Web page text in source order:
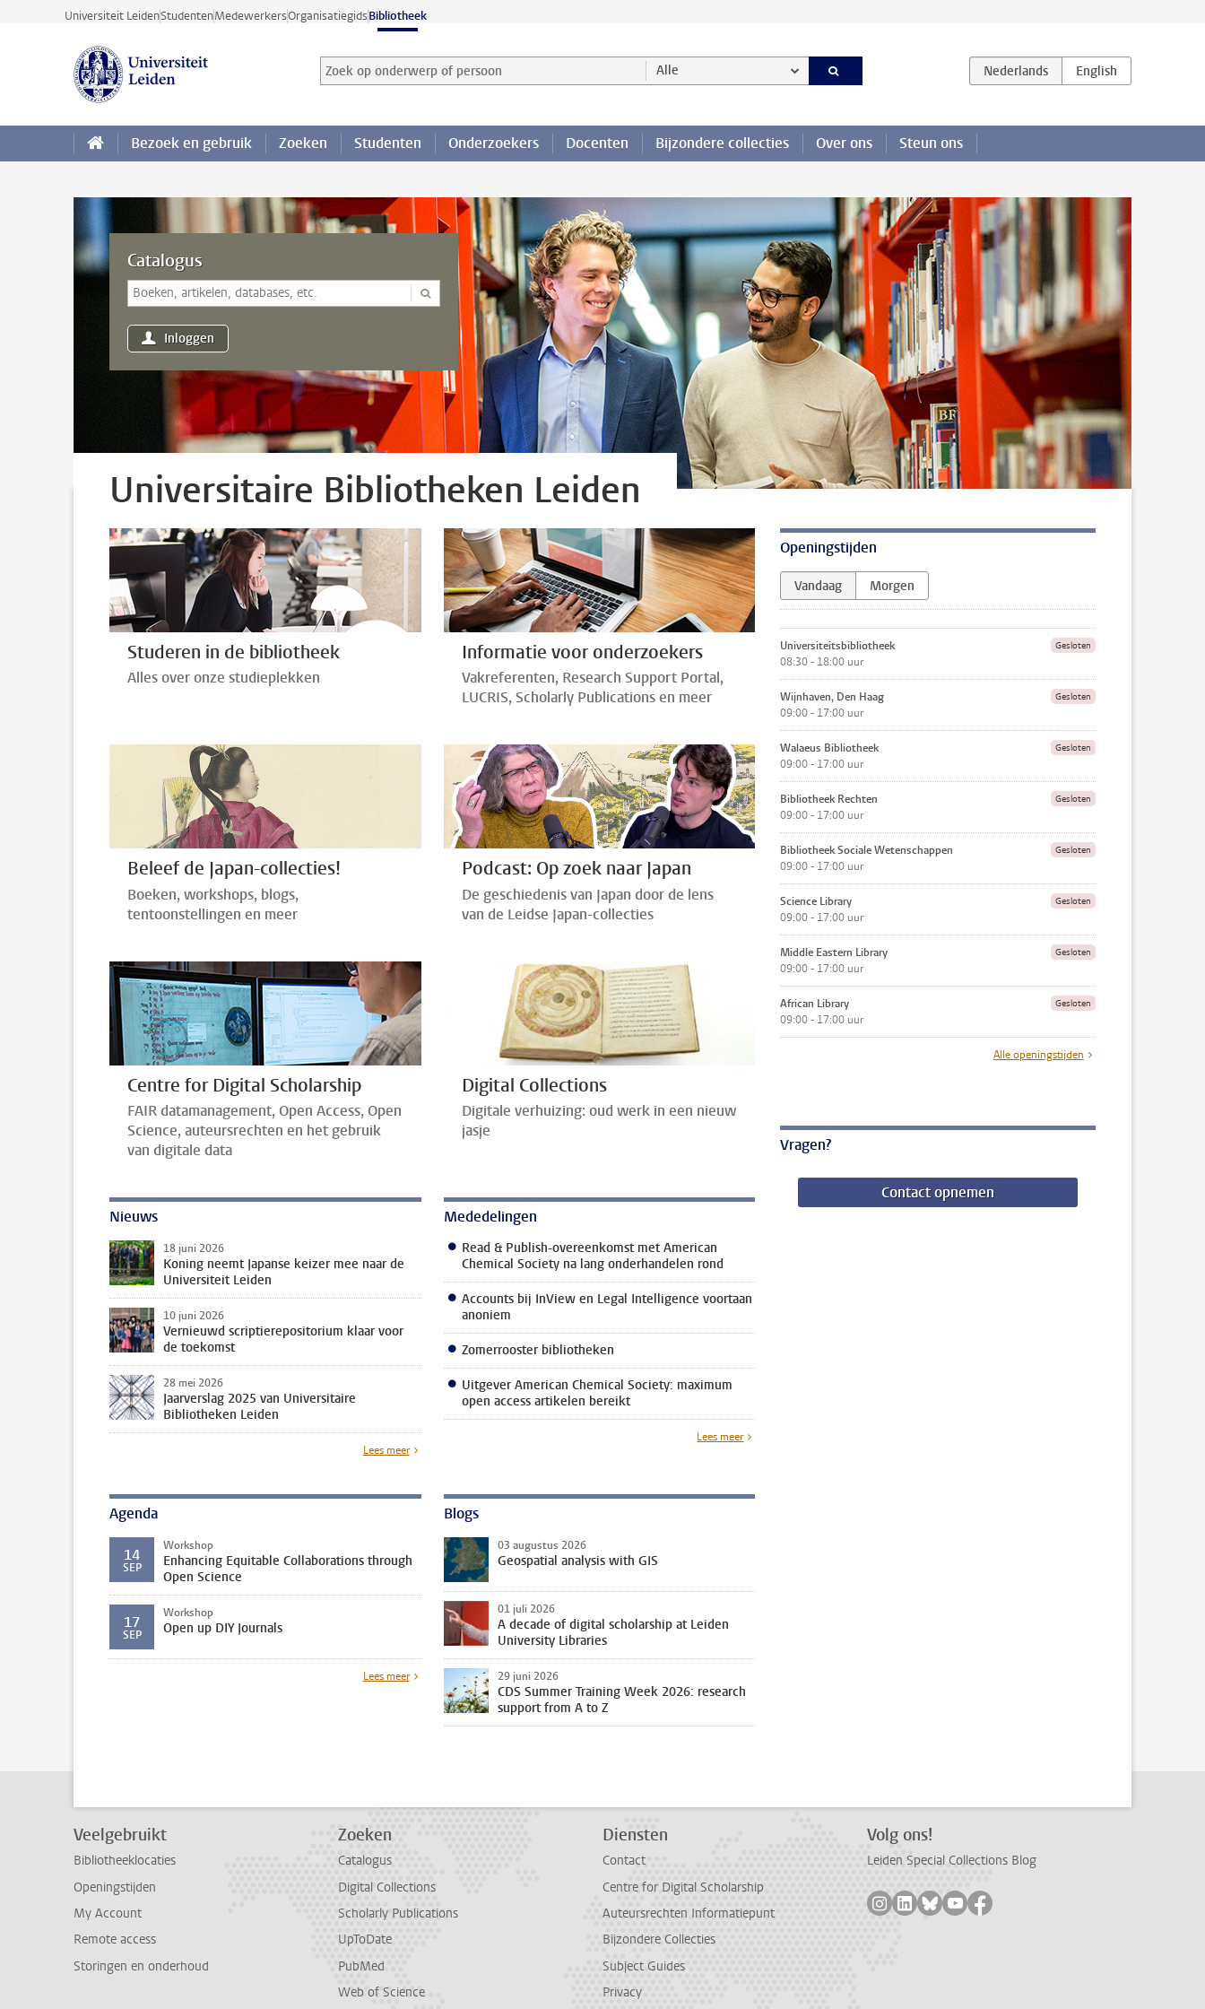
Ga direct naar de inhoud
Universiteit LeidenStudentenMedewerkersOrganisatiegidsBibliotheek
Zoek op onderwerp of persoon en selecteer categorie
Zoekterm Alle
Bezoek en gebruik Zoeken Studenten Onderzoekers Docenten Bijzondere collecties Over ons Steun ons
Catalogus
Inloggen
Universitaire Bibliotheken Leiden
Openingstijden
Vandaag Morgen
Gesloten
Universiteits­bibliotheek
08:30 - 18:00 uur
Gesloten
Wijnhaven, Den Haag
09:00 - 17:00 uur
Gesloten
Walaeus Bibliotheek
09:00 - 17:00 uur
Gesloten
Bibliotheek Rechten
09:00 - 17:00 uur
Gesloten
Bibliotheek Sociale Wetenschappen
09:00 - 17:00 uur
Gesloten
Science Library
09:00 - 17:00 uur
Gesloten
Middle Eastern Library
09:00 - 17:00 uur
Gesloten
African Library
09:00 - 17:00 uur
Alle openingstijden
Vragen?
Contact opnemen
Studeren in de bibliotheek
Alles over onze studieplekken
Informatie voor onderzoekers
Vakreferenten, Research Support Portal,
LUCRIS, Scholarly Publications en meer
Beleef de Japan-collecties!
Boeken, workshops, blogs,
tentoonstellingen en meer
Podcast: Op zoek naar Japan
De geschiedenis van Japan door de lens
van de Leidse Japan-collecties
Centre for Digital Scholarship
FAIR datamanagement, Open Access, Open
Science, auteursrechten en het gebruik
van digitale data
Digital Collections
Digitale verhuizing: oud werk in een nieuw
jasje
Nieuws
18 juni 2026
Koning neemt Japanse keizer mee naar de
Universiteit Leiden
10 juni 2026
Vernieuwd scriptierepositorium klaar voor
de toekomst
28 mei 2026
Jaarverslag 2025 van Universitaire
Bibliotheken Leiden
Lees meer
Mededelingen
Read & Publish-overeenkomst met American
Chemical Society na lang onderhandelen rond
Accounts bij InView en Legal Intelligence voortaan
anoniem
Zomerrooster bibliotheken
Uitgever American Chemical Society: maximum
open access artikelen bereikt
Lees meer
Agenda
14
SEP
Workshop
Enhancing Equitable Collaborations through
Open Science
17
SEP
Workshop
Open up DIY Journals
Lees meer
Blogs
03 augustus 2026
Geospatial analysis with GIS
01 juli 2026
A decade of digital scholarship at Leiden
University Libraries
29 juni 2026
CDS Summer Training Week 2026: research
support from A to Z
Veelgebruikt
Bibliotheeklocaties
Openingstijden
My Account
Remote access
Storingen en onderhoud
Zoeken
Catalogus
Digital Collections
Scholarly Publications
UpToDate
PubMed
Web of Science
Diensten
Contact
Centre for Digital Scholarship
Auteursrechten Informatiepunt
Bijzondere Collecties
Subject Guides
Privacy
Volg ons!
Leiden Special Collections Blog
Volg ons op instagram
Volg ons op linkedin
Volg ons op bluesky
Volg ons op youtube